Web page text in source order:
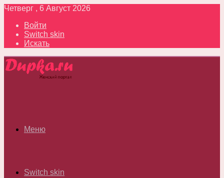
Четверг , 6 Август 2026
Войти
Switch skin
Искать
Меню
Switch skin